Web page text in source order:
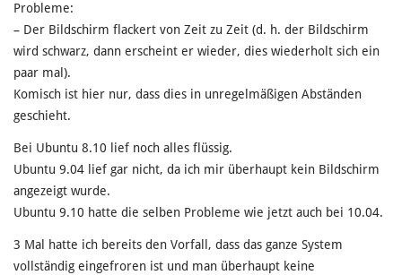
Probleme:
– Der Bildschirm flackert von Zeit zu Zeit (d. h. der Bildschirm
wird schwarz, dann erscheint er wieder, dies wiederholt sich ein
paar mal).
Komisch ist hier nur, dass dies in unregelmäßigen Abständen
geschieht.
Bei Ubuntu 8.10 lief noch alles flüssig.
Ubuntu 9.04 lief gar nicht, da ich mir überhaupt kein Bildschirm
angezeigt wurde.
Ubuntu 9.10 hatte die selben Probleme wie jetzt auch bei 10.04.
3 Mal hatte ich bereits den Vorfall, dass das ganze System
vollständig eingefroren ist und man überhaupt keine